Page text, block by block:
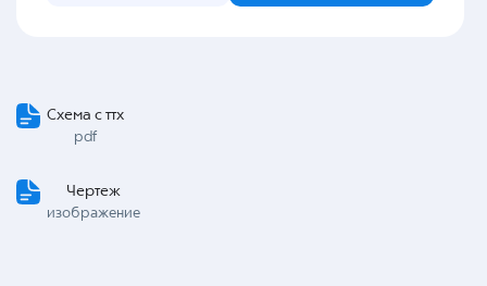
Схема с ттх
pdf
Чертеж
изображение